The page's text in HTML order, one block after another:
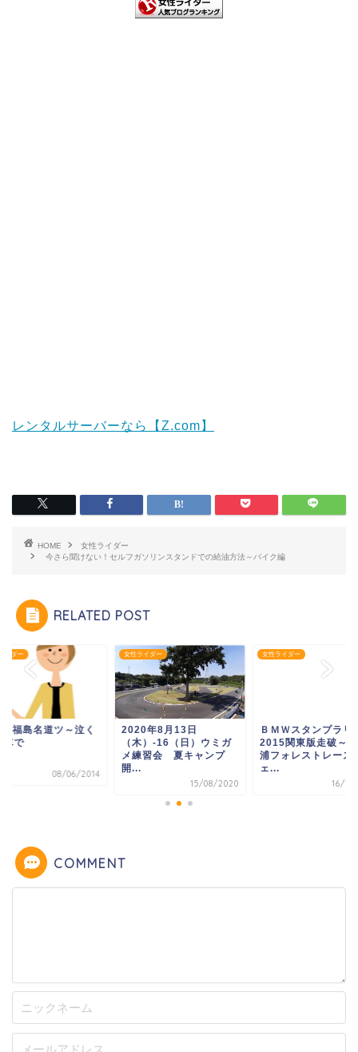
レンタルサーバーなら【Z.com】
HOME
女性ライダー
今さら聞けない！セルフガソリンスタンドでの給油方法～バイク編
RELATED POST
イダー
年8月13日
）-16（日）ウミガ
女性ライダー
ＢＭＷスタンプラリー
2015関東版走破～袖ヶ
浦フォレストレースウ
ェ...
16/11/2015
女性ライダー
6/7-8 福島名道ツ～
泣く車で
COMMENT